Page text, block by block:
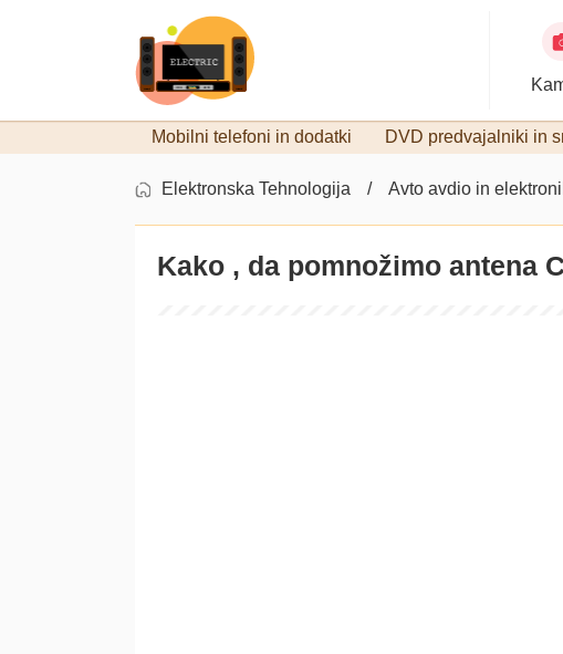
Mobilni telefoni in dodatki DVD predvajalniki in
Elektronska Tehnologija Avto avdio in
Kako , da pomnožimo antena